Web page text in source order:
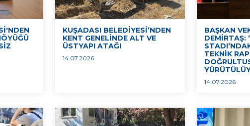
KUŞADASI BELEDİYESİ’NDEN
KENT GENELİNDE ALT VE
ÜSTYAPI ATAĞI
14.07.2026
BAŞKAN
DEMİRTAŞ:
TEKNİK
14.07.2026